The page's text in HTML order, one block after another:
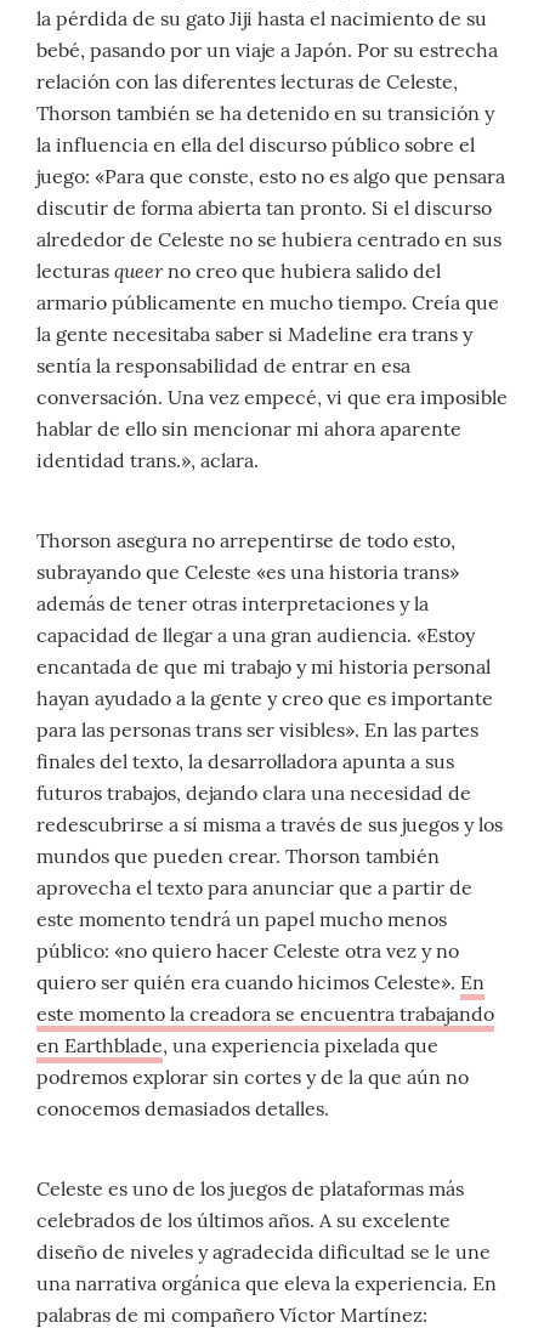
la pérdida de su gato Jiji hasta el nacimiento de su
bebé, pasando por un viaje a Japón. Por su estrecha
relación con las diferentes lecturas de Celeste,
Thorson también se ha detenido en su transición y
la influencia en ella del discurso público sobre el
juego: «Para que conste, esto no es algo que pensara
discutir de forma abierta tan pronto. Si el discurso
alrededor de Celeste no se hubiera centrado en sus
lecturas queerno creo que hubiera salido del
armario públicamente en mucho tiempo. Creía que
la gente necesitaba saber si Madeline era trans y
sentía la responsabilidad de entrar en esa
conversación. Una vez empecé, vi que era imposible
hablar de ello sin mencionar mi ahora aparente
identidad trans.», aclara.
Thorson asegura no arrepentirse de todo esto,
subrayando que Celeste «es una historia trans»
además de tener otras interpretaciones y la
capacidad de llegar a una gran audiencia. «Estoy
encantada de que mi trabajo y mi historia personal
hayan ayudado a la gente y creo que es importante
para las personas trans ser visibles». En las partes
finales del texto, la desarrolladora apunta a sus
futuros trabajos, dejando clara una necesidad de
redescubrirse a sí misma a través de sus juegos y los
mundos que pueden crear. Thorson también
aprovecha el texto para anunciar que a partir de
este momento tendrá un papel mucho menos
público: «no quiero hacer Celeste otra vez y no
quiero ser quién era cuando hicimos Celeste». En
este momento la creadora se encuentra trabajando
en Earthblade, una experiencia pixelada que
podremos explorar sin cortes y de la que aún no
conocemos demasiados detalles.
Celeste es uno de los juegos de plataformas más
celebrados de los últimos años. A su excelente
diseño de niveles y agradecida dificultad se le une
una narrativa orgánica que eleva la experiencia. En
palabras de mi compañero Víctor Martínez: